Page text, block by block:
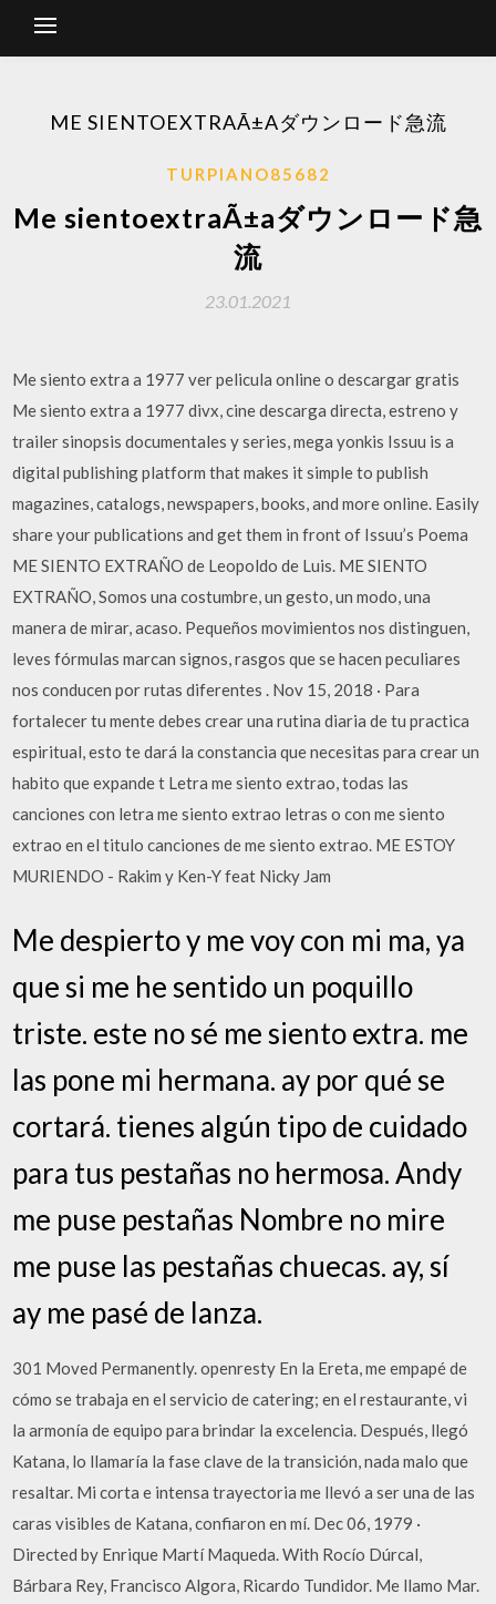
ME SIENTOEXTRAÃ±Aダウンロード急流
TURPIANO85682
Me sientoextraÃ±aダウンロード急
流
23.01.2021
Me siento extra a 1977 ver pelicula online o descargar gratis
Me siento extra a 1977 divx, cine descarga directa, estreno y
trailer sinopsis documentales y series, mega yonkis Issuu is a
digital publishing platform that makes it simple to publish
magazines, catalogs, newspapers, books, and more online. Easily
share your publications and get them in front of Issuu’s Poema
ME SIENTO EXTRAÑO de Leopoldo de Luis. ME SIENTO
EXTRAÑO, Somos una costumbre, un gesto, un modo, una
manera de mirar, acaso. Pequeños movimientos nos distinguen,
leves fórmulas marcan signos, rasgos que se hacen peculiares
nos conducen por rutas diferentes . Nov 15, 2018 · Para
fortalecer tu mente debes crear una rutina diaria de tu practica
espiritual, esto te dará la constancia que necesitas para crear un
habito que expande t Letra me siento extrao, todas las
canciones con letra me siento extrao letras o con me siento
extrao en el titulo canciones de me siento extrao. ME ESTOY
MURIENDO - Rakim y Ken-Y feat Nicky Jam
Me despierto y me voy con mi ma, ya
que si me he sentido un poquillo
triste. este no sé me siento extra. me
las pone mi hermana. ay por qué se
cortará. tienes algún tipo de cuidado
para tus pestañas no hermosa. Andy
me puse pestañas Nombre no mire
me puse las pestañas chuecas. ay, sí
ay me pasé de lanza.
301 Moved Permanently. openresty En la Ereta, me empapé de
cómo se trabaja en el servicio de catering; en el restaurante, vi
la armonía de equipo para brindar la excelencia. Después, llegó
Katana, lo llamaría la fase clave de la transición, nada malo que
resaltar. Mi corta e intensa trayectoria me llevó a ser una de las
caras visibles de Katana, confiaron en mí. Dec 06, 1979 ·
Directed by Enrique Martí Maqueda. With Rocío Dúrcal,
Bárbara Rey, Francisco Algora, Ricardo Tundidor. Me llamo Mar.